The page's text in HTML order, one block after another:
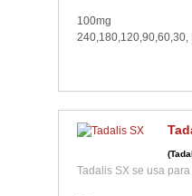
100mg
240,180,120,90,60,30,
Tadalis SX se usa